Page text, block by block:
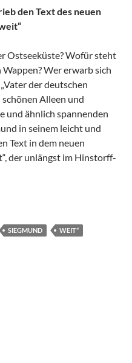
den Text des neuen
Ostseeküste? Wofür steht
Wer erwarb sich
der deutschen
Alleen und
und ähnlich spannenden
in seinem leicht und
Text in dem neuen
der unlängst im Hinstorff-
und Bild auf „Meeeklenburch“
SIEGMUND WEIT“